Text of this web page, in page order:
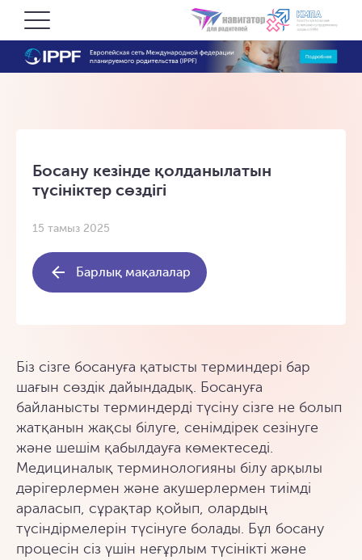
Босану кезінде қолданылатын
түсініктер сөздігі
15 тамыз 2025
Барлық мақалалар
Біз сізге босануға қатысты терминдері бар
шағын сөздік дайындадық. Босануға
байланысты терминдерді түсіну сізге не болып
жатқанын жақсы білуге, сенімдірек сезінуге
және шешім қабылдауға көмектеседі.
Медициналық терминологияны білу арқылы
дәрігерлермен және акушерлермен тиімді
араласып, сұрақтар қойып, олардың
түсіндірмелерін түсінуге болады. Бұл босану
процесін сіз үшін неғұрлым түсінікті және